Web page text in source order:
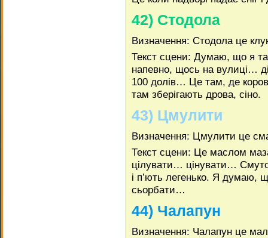
42) Стодола
Визначення: Стодола це
Текст сцени: Думаю, що я
напевно, щось на вулиці…
100 долів… Це там, де
там зберігають дрова, сіно.
43) Цмулити
Визначення: Цмулити це
Текст сцени: Це маслом
цілувати… цінувати…
і п’ють легенько. Я думаю,
сьорбати…
44) Чалапун
Визначення: Чалапун це